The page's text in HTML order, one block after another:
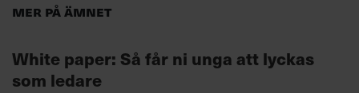
Mer på ämnet
White paper: Så får ni unga att lyckas
som ledare